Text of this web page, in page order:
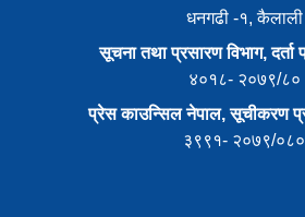
धनगढी -१, कैलाली
सूचना तथा प्रसारण विभाग, दर्ता
४०१८- २०७९/८०
प्रेस काउन्सिल नेपाल, सूचीकरण
३९९१- २०७९/०८०